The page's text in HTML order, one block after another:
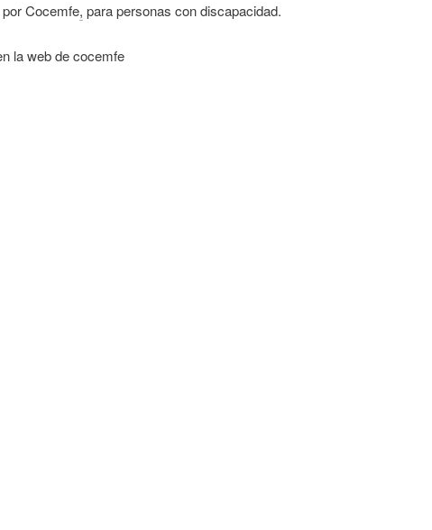
Cocemfe, para personas con discapacidad.
la web de cocemfe